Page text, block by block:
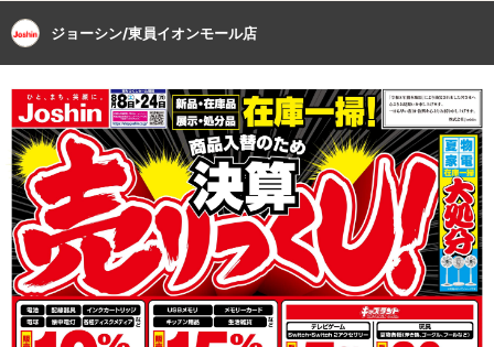
ジョーシン/東員イオンモール店